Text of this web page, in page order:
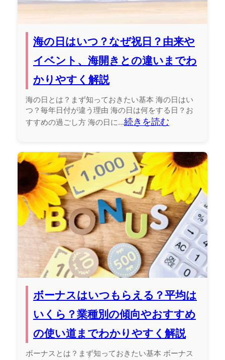
海の日はいつ？なぜ祝日？由来や
イベント、海開きとの違いまでわ
かりやすく解説
海の日とは？まず知っておきたい基本 海の日はい
つ？毎年日付が違う理由 海の日は何をする日？お
すすめの過ごし方 海の日に...続きを読む
ボーナスはいつもらえる？平均は
いくら？業種別の傾向やおすすめ
の使い道までわかりやすく解説
ボーナスとは？まず知っておきたい基本 ボーナス